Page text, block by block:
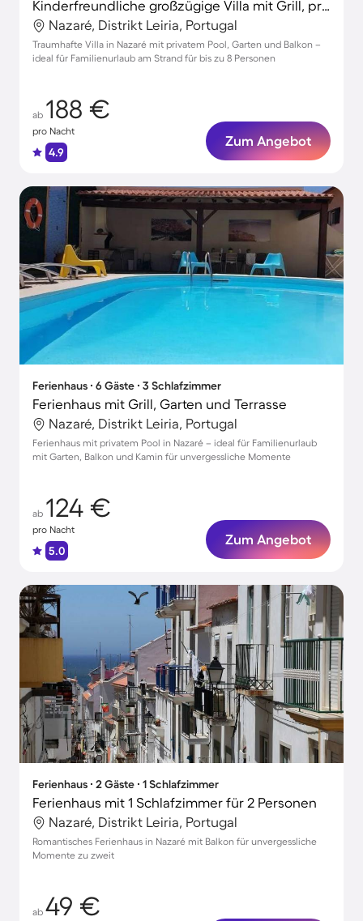
Kinderfreundliche großzügige Villa mit Grill, privatem Pool und Garten | Stadtblick
Nazaré, Distrikt Leiria, Portugal
Traumhafte Villa in Nazaré mit privatem Pool, Garten und Balkon –
ideal für Familienurlaub am Strand für bis zu 8 Personen
ab 188 €
pro Nacht
4.9
Zum Angebot
Ferienhaus ∙ 6 Gäste ∙ 3 Schlafzimmer
Ferienhaus mit Grill, Garten und Terrasse
Nazaré, Distrikt Leiria, Portugal
Ferienhaus mit privatem Pool in Nazaré – ideal für Familienurlaub
mit Garten, Balkon und Kamin für unvergessliche Momente
ab 124 €
pro Nacht
5.0
Zum Angebot
Ferienhaus ∙ 2 Gäste ∙ 1 Schlafzimmer
Ferienhaus mit 1 Schlafzimmer für 2 Personen
Nazaré, Distrikt Leiria, Portugal
Romantisches Ferienhaus in Nazaré mit Balkon für unvergessliche
Momente zu zweit
ab 49 €